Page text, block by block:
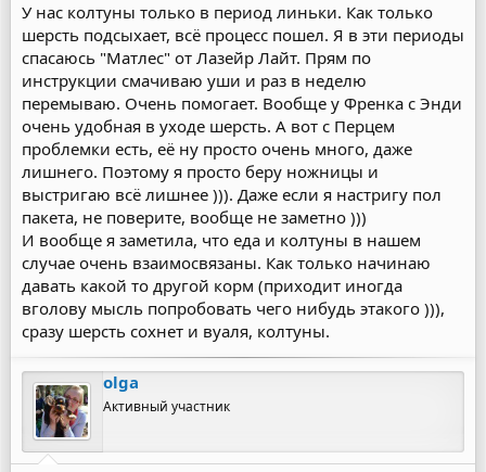
У нас колтуны только в период линьки. Как только
шерсть подсыхает, всё процесс пошел. Я в эти периоды
спасаюсь "Матлес" от Лазейр Лайт. Прям по
инструкции смачиваю уши и раз в неделю
перемываю. Очень помогает. Вообще у Френка с Энди
очень удобная в уходе шерсть. А вот с Перцем
проблемки есть, её ну просто очень много, даже
лишнего. Поэтому я просто беру ножницы и
выстригаю всё лишнее ))). Даже если я настригу пол
пакета, не поверите, вообще не заметно )))
И вообще я заметила, что еда и колтуны в нашем
случае очень взаимосвязаны. Как только начинаю
давать какой то другой корм (приходит иногда
вголову мысль попробовать чего нибудь этакого ))),
сразу шерсть сохнет и вуаля, колтуны.
olga
Активный участник